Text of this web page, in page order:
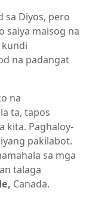
sa Diyos, pero
saiya maisog na
na padangat
na
ta, tapos
kita. Paghaloy-
pakilabot.
sa mga
talaga
Canada.